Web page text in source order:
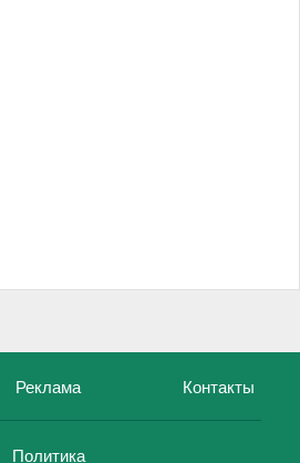
Реклама Контакты
Политика